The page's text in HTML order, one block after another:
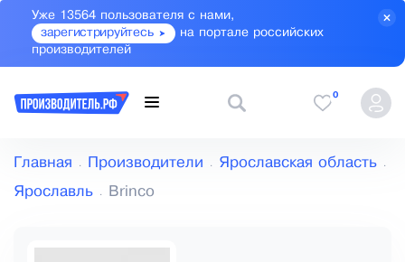
Уже 13564 пользователя с нами,
зарегистрируйтесь
на портале российских
производителей
0
Главная Производители Ярославская область
Ярославль Brinco